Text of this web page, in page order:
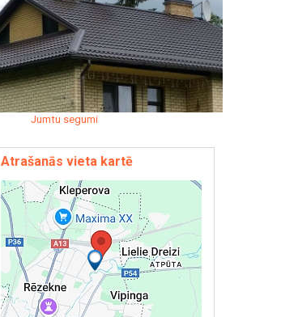
Jumtu segumi
Atrašanās vieta kartē